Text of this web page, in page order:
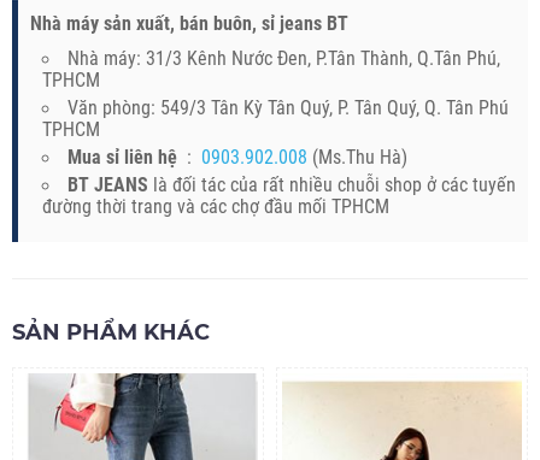
Nhà máy sản xuất, bán buôn, sỉ jeans BT
Nhà máy: 31/3 Kênh Nước Đen, P.Tân Thành, Q.Tân Phú,
TPHCM
Văn phòng: 549/3 Tân Kỳ Tân Quý, P. Tân Quý, Q. Tân Phú
TPHCM
Mua sỉ liên hệ : 0903.902.008 (Ms.Thu Hà)
BT JEANS là đối tác của rất nhiều chuỗi shop ở các tuyến
đường thời trang và các chợ đầu mối TPHCM
SẢN PHẨM KHÁC